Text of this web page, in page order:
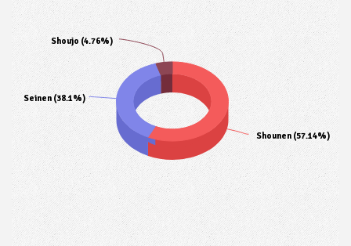
Shounen (57.14%)
Seinen (38.1%)
Shoujo (4.76%)